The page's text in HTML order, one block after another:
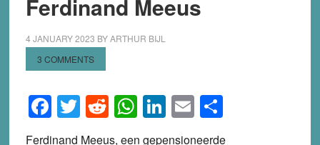
Ferdinand Meeus
4 JANUARY 2023 BYARTHUR BIJL
3 COMMENTS
Facebook
Twitter
Reddit
WhatsApp
LinkedIn
EmailShare
Ferdinand Meeus, een gepensioneerde